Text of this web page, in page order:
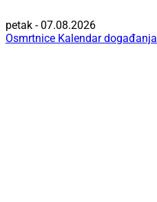
petak - 07.08.2026
Osmrtnice Kalendar događanja